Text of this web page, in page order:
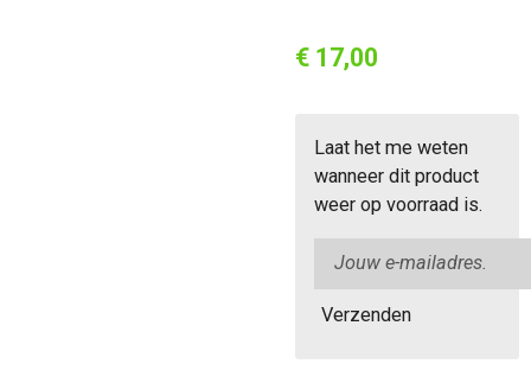
€ 17,00
Laat het me weten
wanneer dit product
weer op voorraad is.
Verzenden